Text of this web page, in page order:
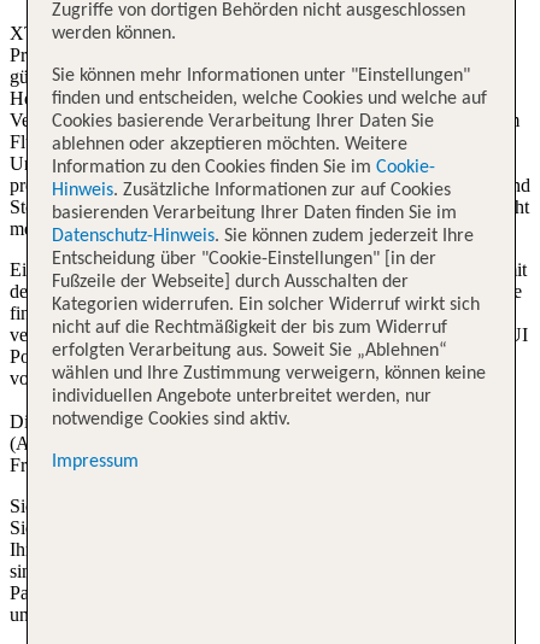
XTUI steht für cleveres Reisen. Bei X-TUI handelt es sich um
Produkte, bei denen nach dem "Dynamic Packaging"-Prinzip der
günstigste Flug zum Zeitpunkt der Buchung mit attraktiven
Hotelangeboten kombiniert wird - zum besten Preis-Leistungs-
Verhältnis. Wir halten deinen Reisepreis bewusst schlank: Zug zum
Flug und Transfer sind nicht im Grundpreis enthalten. X-TUI-
Urlaube sind für entschlossene Reisende gemacht, denn die
preiswerten Pauschalreisen haben eingeschränkte Umbuchungs- und
Stornierungsmöglichkeiten (eine Änderung der Flugleistung ist nicht
möglich).
Eine Sitzplatzreservierung ist über die jeweilige Fluggesellschaft mit
der Airline-Buchungsnummer in den meisten Fällen möglich. Diese
finden Sie in Ihrem Reiseplan, der ca. 28 Tage vor der Reise
verschickt wird. Zu dem Flug kommt Ihr Wunschhotel aus dem TUI
Portfolio. Sie finden viele attraktive Angebote, unter anderem auch
von den beliebten Club ROBINSON und TUI Magic Life.
Die Leistungen derTUI Cardgelten auch für X-TUI Reisen
(Ausnahme: kostenlose Sitzplatzreservierungen und höhere
Freigepäckgrenzen).
Sie sind sich sicher, wann Sie in den Urlaub fliegen möchten und
Sie haben ein passendes X-TUI Angebot gefunden? Dann steht
Ihrer X-TUI Reise nichts mehr im Weg. Die X-TUI Schnäppchen
sind für entschlossene Urlauber gemacht, denn für die günstigen
Pauschalreisen zu aktuellen Preisen gelten andere Umbuchungs-
und Stornierungsbedingungen.
Zugriffe von dortigen Behörden nicht ausgeschlossen
werden können.
Sie können mehr Informationen unter "Einstellungen"
finden und entscheiden, welche Cookies und welche auf
Cookies basierende Verarbeitung Ihrer Daten Sie
ablehnen oder akzeptieren möchten. Weitere
Information zu den Cookies finden Sie im Cookie-
Hinweis. Zusätzliche Informationen zur auf Cookies
basierenden Verarbeitung Ihrer Daten finden Sie im
Datenschutz-Hinweis. Sie können zudem jederzeit Ihre
Entscheidung über "Cookie-Einstellungen" [in der
Fußzeile der Webseite] durch Ausschalten der
Kategorien widerrufen. Ein solcher Widerruf wirkt sich
nicht auf die Rechtmäßigkeit der bis zum Widerruf
erfolgten Verarbeitung aus. Soweit Sie „Ablehnen“
wählen und Ihre Zustimmung verweigern, können keine
individuellen Angebote unterbreitet werden, nur
notwendige Cookies sind aktiv.
Impressum